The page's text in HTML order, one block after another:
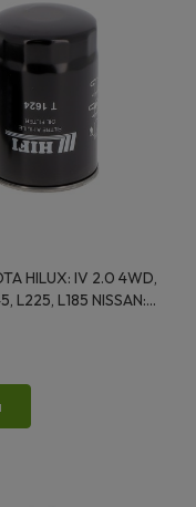
HILUX: IV 2.0 4WD,
L225, L185 NISSAN: